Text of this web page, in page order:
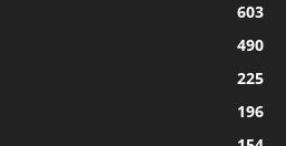
603
490
225
196